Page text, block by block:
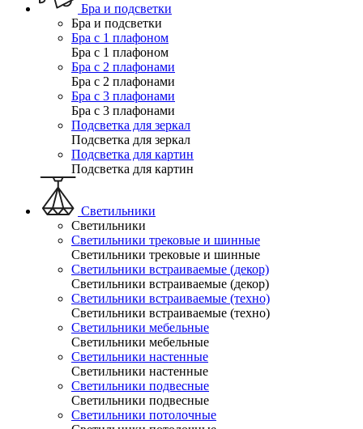
Бра и подсветки
Бра и подсветки
Бра с 1 плафоном
Бра с 1 плафоном
Бра с 2 плафонами
Бра с 2 плафонами
Бра с 3 плафонами
Бра с 3 плафонами
Подсветка для зеркал
Подсветка для зеркал
Подсветка для картин
Подсветка для картин
Светильники
Светильники
Светильники трековые и шинные
Светильники трековые и шинные
Светильники встраиваемые (декор)
Светильники встраиваемые (декор)
Светильники встраиваемые (техно)
Светильники встраиваемые (техно)
Светильники мебельные
Светильники мебельные
Светильники настенные
Светильники настенные
Светильники подвесные
Светильники подвесные
Светильники потолочные